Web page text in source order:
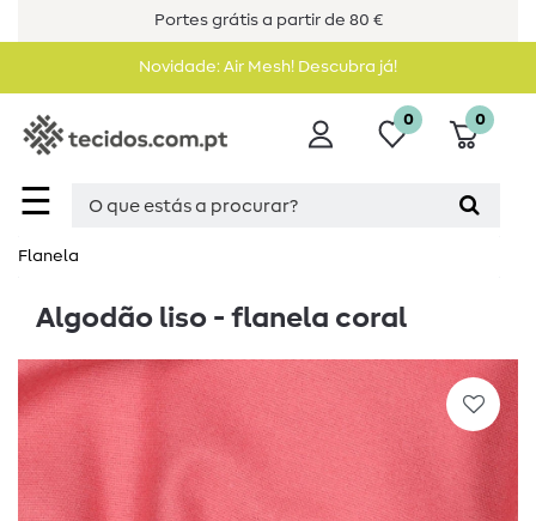
Portes grátis a partir de 80 €
Novidade: Air Mesh! Descubra já!
☰
0 0
Flanela
Algodão liso - flanela coral